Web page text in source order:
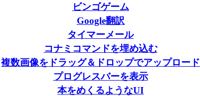
ビンゴゲーム
Google翻訳
タイマーメール
コナミコマンドを埋め込む
複数画像をドラッグ＆ドロップでアップロード
プログレスバーを表示
本をめくるようなUI